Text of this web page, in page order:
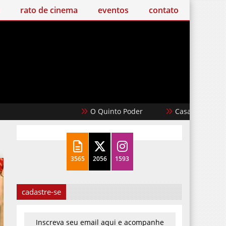
de cinema eventos contato
O Quinto Poder Casablanca Um
3565 2056 1593
cadastre-se
Inscreva seu email aqui e acompanhe